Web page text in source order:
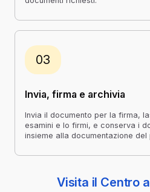
03
Invia, firma e archivia
Invia il documento per la firma,
esamini e lo firmi, e conserva i
insieme alla documentazione del
Visita il Centro